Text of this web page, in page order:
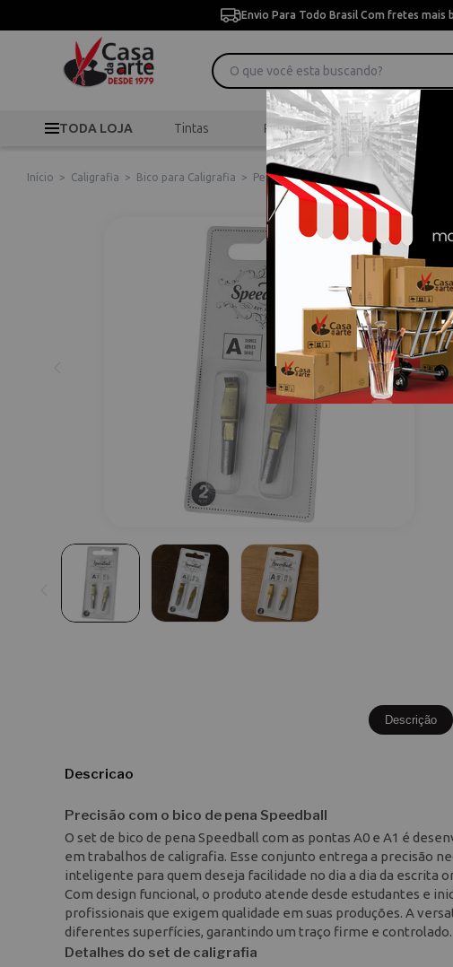
Envio Para Todo Brasil Com fretes mais
TODA LOJA Tintas Pincéis Desenho
Início > Caligrafia > Bico para Caligrafia > Pena Caligrafia Speedball Set com 2 A0
Descrição
Descricao
Precisão com o bico de pena Speedball
O set de bico de pena Speedball com as pontas A0 e A1 é
em trabalhos de caligrafia. Esse conjunto entrega a precisão
inteligente para quem deseja facilidade no dia a dia da escrita
Com design funcional, o produto atende desde estudantes e
profissionais que exigem qualidade em suas produções. A
diferentes superfícies, garantindo um traço firme e controlado.
Detalhes do set de caligrafia